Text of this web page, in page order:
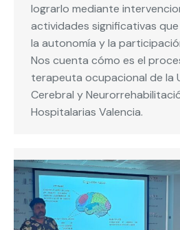
lograrlo mediante
actividades significativas
la autonomía y la
Nos cuenta cómo es el
terapeuta ocupacional de la
Cerebral y
Hospitalarias Valencia.